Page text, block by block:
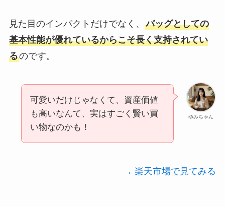
見た目のインパクトだけでなく、 バッグとしての
基本性能が優れているからこそ長く支持されてい
るのです。
ゆみちゃん
可愛いだけじゃなくて、資産価値
も高いなんて、実はすごく賢い買
い物なのかも！
→ 楽天市場で見てみる